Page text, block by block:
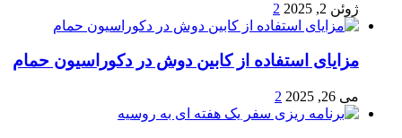
ژوئن 2, 2025 2
مزایای استفاده از کابین دوش در دکوراسیون حمام
می 26, 2025 2